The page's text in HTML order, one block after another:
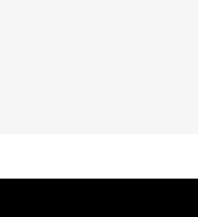
La rotation des repose-pieds